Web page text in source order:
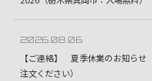
2026.08.06
【ご連絡】 夏季休業のお知らせ
注文ください）